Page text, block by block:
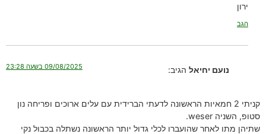
ירון
הגב
נועם יחיאל הגיב: 09/08/2025 בשעה 23:28
קניתי 2 חמאיות הראשונה לדעתי הברידית עם עלים ארוכים ופריחה נון
סטופ, השניה weser.
שתיהן מתו לאחר שהועברו לכלי גדול יותר הראשונה נשתלה בכבול נקי